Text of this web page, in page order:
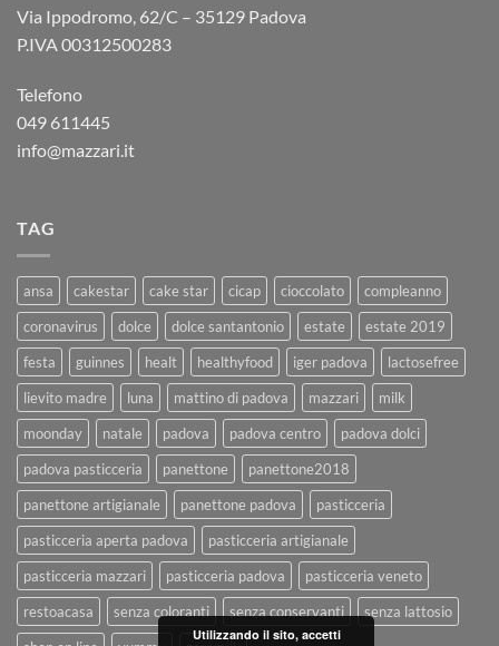
Via Ippodromo, 62/C – 35129 Padova
P.IVA 00312500283
Telefono
049 611445
info@mazzari.it
TAG
ansa cakestar cake star cicap cioccolato
compleanno
coronavirus
dolce dolce santantonio estate
estate 2019
festa
guinnes healt healthyfood iger padova
lactosefree
lievito madre
luna mattino di padova mazzari
milk
moonday
natale padova padova centro
padova dolci
padova pasticceria
panettone
panettone2018
panettone artigianale
panettone padova
pasticceria
pasticceria aperta padova
pasticceria artigianale
pasticceria mazzari
pasticceria padova
pasticceria veneto
restoacasa
senza coloranti senza conservanti
senza lattosio
Utilizzando il sito, accetti